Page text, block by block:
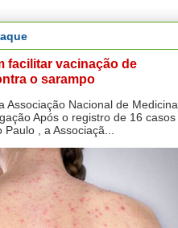
facilitar vacinação de
o sarampo
Associação Nacional de Medicina
Após o registro de 16 casos
, a Associaçã...